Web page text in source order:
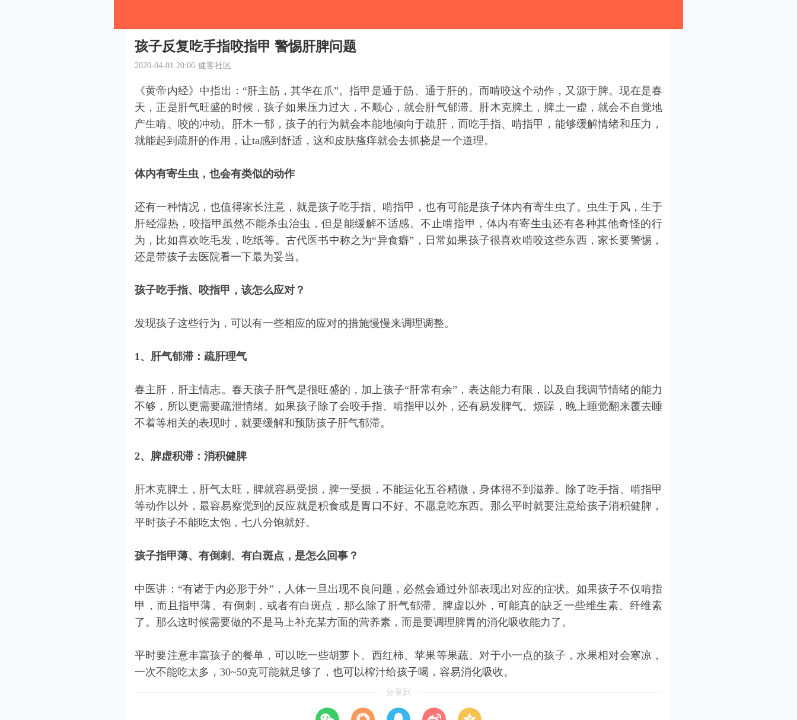
孩子反复吃手指咬指甲 警惕肝脾问题
2020-04-01 20:06 健客社区
《黄帝内经》中指出：“肝主筋，其华在爪”。指甲是通于筋、通于肝的。而啃咬这个动作，又源于脾。现在是春
天，正是肝气旺盛的时候，孩子如果压力过大，不顺心，就会肝气郁滞。肝木克脾土，脾土一虚，就会不自觉地
产生啃、咬的冲动。肝木一郁，孩子的行为就会本能地倾向于疏肝，而吃手指、啃指甲，能够缓解情绪和压力，
就能起到疏肝的作用，让ta感到舒适，这和皮肤瘙痒就会去抓挠是一个道理。
体内有寄生虫，也会有类似的动作
还有一种情况，也值得家长注意，就是孩子吃手指、啃指甲，也有可能是孩子体内有寄生虫了。虫生于风，生于
肝经湿热，咬指甲虽然不能杀虫治虫，但是能缓解不适感。不止啃指甲，体内有寄生虫还有各种其他奇怪的行
为，比如喜欢吃毛发，吃纸等。古代医书中称之为“异食癖”，日常如果孩子很喜欢啃咬这些东西，家长要警惕，
还是带孩子去医院看一下最为妥当。
孩子吃手指、咬指甲，该怎么应对？
发现孩子这些行为，可以有一些相应的应对的措施慢慢来调理调整。
1、肝气郁滞：疏肝理气
春主肝，肝主情志。春天孩子肝气是很旺盛的，加上孩子“肝常有余”，表达能力有限，以及自我调节情绪的能力
不够，所以更需要疏泄情绪。如果孩子除了会咬手指、啃指甲以外，还有易发脾气、烦躁，晚上睡觉翻来覆去睡
不着等相关的表现时，就要缓解和预防孩子肝气郁滞。
2、 脾虚积滞：消积健脾
肝木克脾土，肝气太旺，脾就容易受损，脾一受损，不能运化五谷精微，身体得不到滋养。除了吃手指、啃指甲
等动作以外，最容易察觉到的反应就是积食或是胃口不好、不愿意吃东西。那么平时就要注意给孩子消积健脾，
平时孩子不能吃太饱，七八分饱就好。
孩子指甲薄、有倒刺、有白斑点，是怎么回事？
中医讲：“有诸于内必形于外”，人体一旦出现不良问题，必然会通过外部表现出对应的症状。如果孩子不仅啃指
甲，而且指甲薄、有倒刺，或者有白斑点，那么除了肝气郁滞、脾虚以外，可能真的缺乏一些维生素、纤维素
了。那么这时候需要做的不是马上补充某方面的营养素 ，而是要调理脾胃的消化吸收能力了。
平时要注意丰富孩子的餐单，可以吃一些胡萝卜、西红柿、苹果等果蔬。对于小一点的孩子，水果相对会寒凉，
一次不能吃太多，30~50克可能就足够了，也可以榨汁给孩子喝，容易消化吸收。
分享到